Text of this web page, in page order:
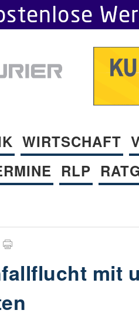
WIRTSCHAFT
RLP
mit